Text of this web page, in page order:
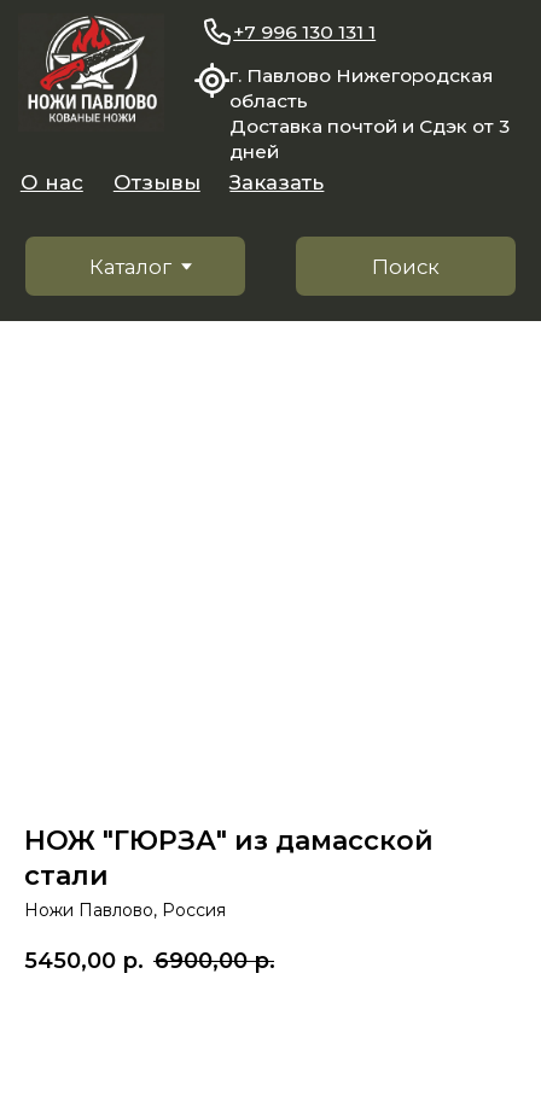
область
Доставка почтой и Сдэк от 3
Поиск
Каталог
Заказать
+7 996 130 131 1
НОЖ "ГЮРЗА" из дамасской
стали
Ножи Павлово, Россия
5450,00 р. 6900,00 р.